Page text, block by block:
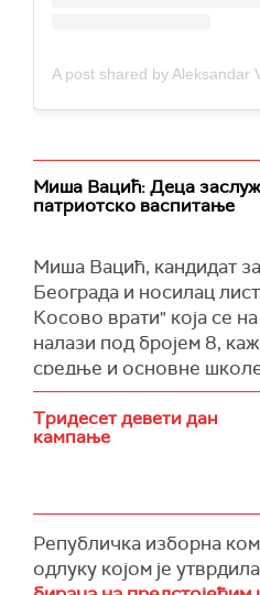
A post shared by Aleksandar
Миша Вацић: Деца
патриотско васпитање
Миша Вацић, кандидат
Београда и носилац
Косово врати" која се
налази под бројем 8,
средње и основне
поставити паное са
Косово врати".
патриотско васпитање",
Тридесет девети дан
кампање
Републичка изборна
одлуку којом је